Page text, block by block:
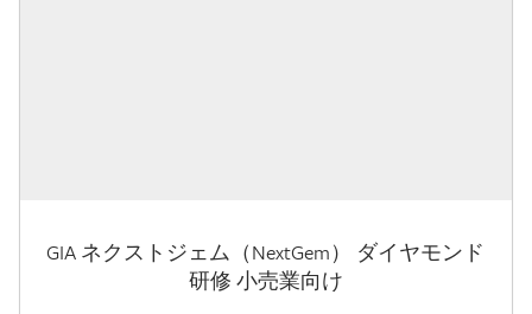
GIA ネクストジェム（NextGem） ダイヤモンド
研修 小売業向け